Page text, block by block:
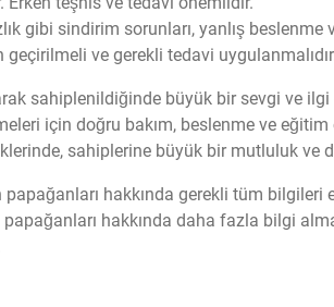
gibi sindirim sorunları, yanlış
geçirilmeli ve gerekli tedavi
sahiplenildiğinde büyük bir sevgi ve ilgi
için doğru bakım, beslenme ve
sahiplerine büyük bir mutluluk ve
hakkında gerekli tüm bilgileri
hakkında daha fazla bilgi